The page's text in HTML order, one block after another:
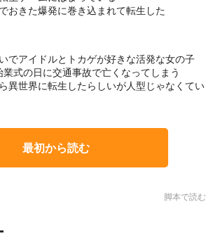
おきた爆発に巻き込まれて転生した
でアイドルとトカゲが好きな活発な女の子
業式の日に交通事故で亡くなってしまう
異世界に転生したらしいが人型じゃなくてい
最初から読む
脚本で読む